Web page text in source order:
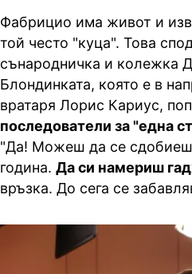
Фабрицио има живот и
той често "куца". Това
сънародничка и колежка
Блондинката, която е в
вратаря Лорис Кариус,
последователи за "една
"Да! Можеш да се сдобиеш
година. Да си намериш
връзка. До сега се